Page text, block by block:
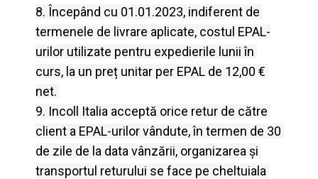
8. Începând cu 01.01.2023, indiferent de
termenele de livrare aplicate, costul EPAL-
urilor utilizate pentru expedierile lunii în
curs, la un preț unitar per EPAL de 12,00 €
net.
9. Incoll Italia acceptă orice retur de către
client a EPAL-urilor vândute, în termen de 30
de zile de la data vânzării, organizarea și
transportul returului se face pe cheltuiala